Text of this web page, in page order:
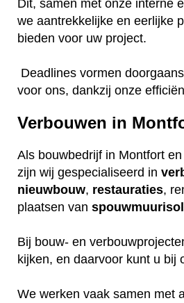
Dit, samen met onze interne
we aantrekkelijke en eerlijke
bieden voor uw project.
Deadlines vormen
voor ons, dankzij onze
Verbouwen in
Als bouwbedrijf in Montfort
zijn wij gespecialiseerd in
nieuwbouw, restauraties,
plaatsen van
Bij bouw- en
kijken, en daarvoor kunt u bij
We werken vaak samen met